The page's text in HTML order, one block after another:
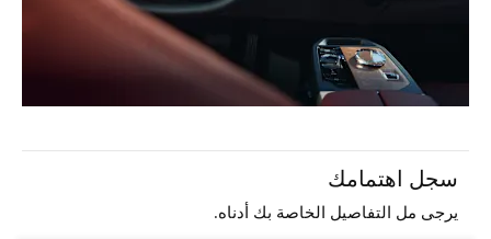
سجل اهتمامك
يرجى مل التفاصيل الخاصة بك أدناه.